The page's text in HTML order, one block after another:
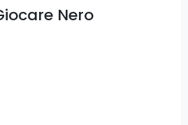
Nero